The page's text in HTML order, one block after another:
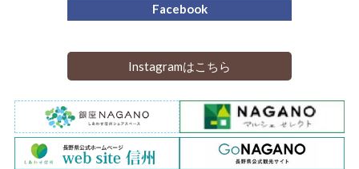
Facebook
Instagramはこちら